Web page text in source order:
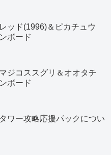
レッド(1996)＆ピカチュウ
ボード
マジコススグリ＆オオタチ
ボード
ワー攻略応援パックについ